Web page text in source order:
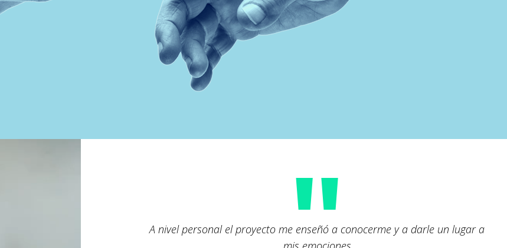
A nivel personal el proyecto me enseñó a conocerme y a darle un lugar a